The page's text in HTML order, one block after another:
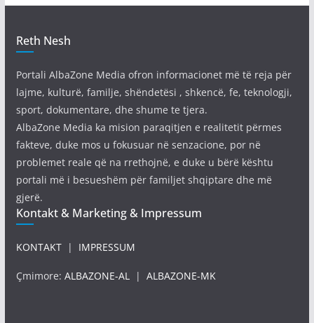
Reth Nesh
Portali AlbaZone Media ofron informacionet më të reja për
lajme, kulturë, familje, shëndetësi , shkencë, fe, teknologji,
sport, dokumentare, dhe shume te tjera.
AlbaZone Media ka mision paraqitjen e realitetit përmes
fakteve, duke mos u fokusuar në senzacione, por në
problemet reale që na rrethojnë, e duke u bërë kështu
portali më i besueshëm për familjet shqiptare dhe më
gjerë.
Kontakt & Marketing & Impressum
KONTAKT| IMPRESSUM
Çmimore: ALBAZONE-AL| ALBAZONE-MK